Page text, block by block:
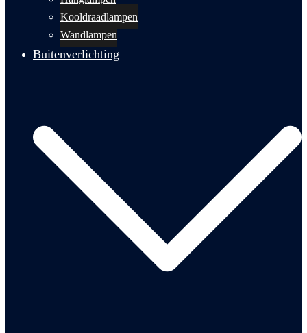
Kooldraadlampen
Wandlampen
Buitenverlichting